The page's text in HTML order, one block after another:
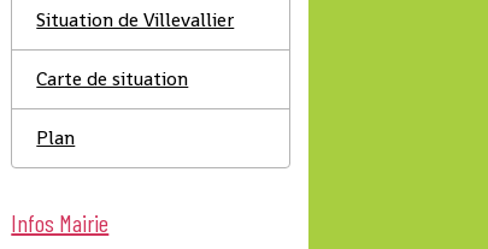
Situation de Villevallier
Carte de situation
Plan
Infos Mairie